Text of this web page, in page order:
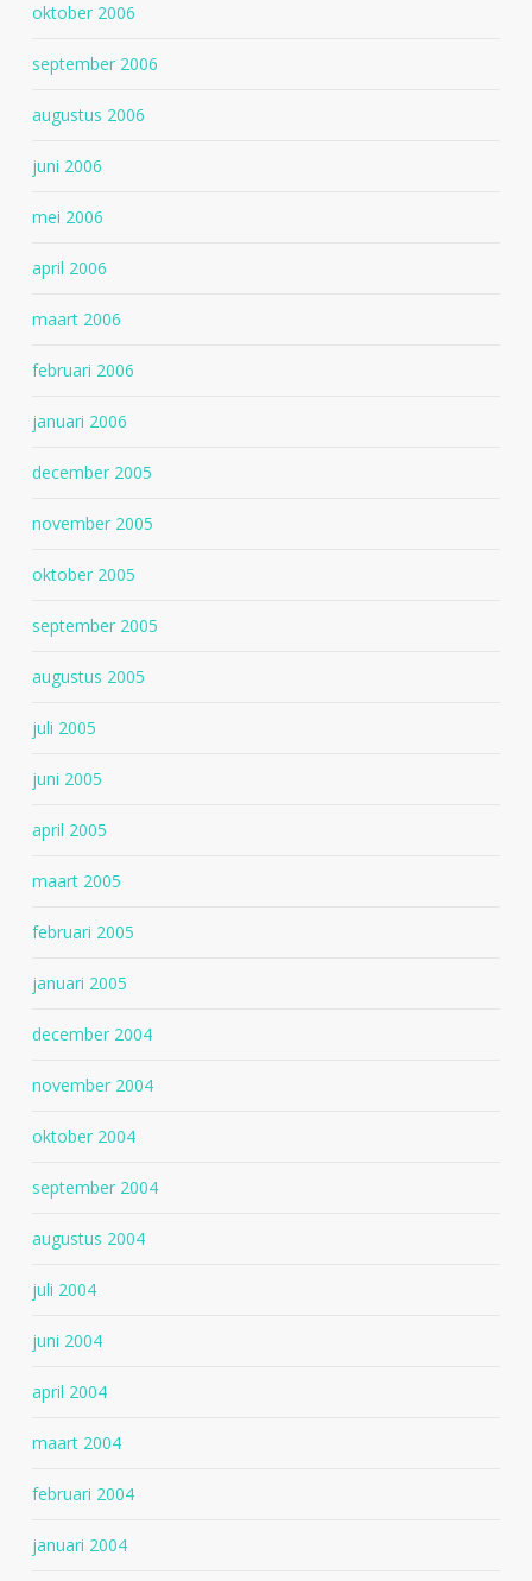
oktober 2006
september 2006
augustus 2006
juni 2006
mei 2006
april 2006
maart 2006
februari 2006
januari 2006
december 2005
november 2005
oktober 2005
september 2005
augustus 2005
juli 2005
juni 2005
april 2005
maart 2005
februari 2005
januari 2005
december 2004
november 2004
oktober 2004
september 2004
augustus 2004
juli 2004
juni 2004
april 2004
maart 2004
februari 2004
januari 2004